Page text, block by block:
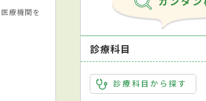
療機関を
診療科目
診療科目から探す